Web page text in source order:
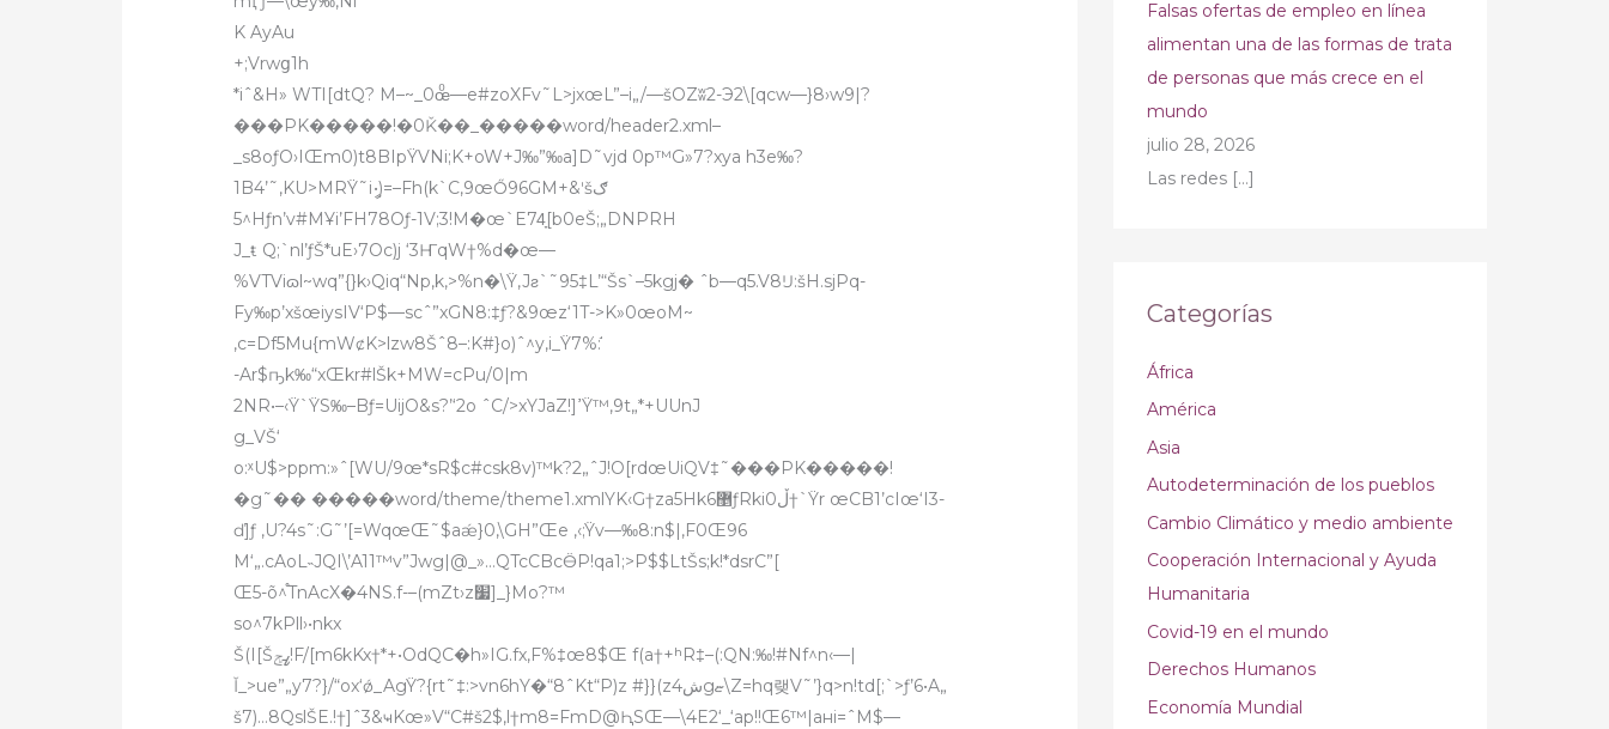
K AyAu
+;Vrwց1h
*iˆ&H» WTI[dtQ? M–~_0œͦ—e#zoXFv˜L>jxœL”–i„/—šOZʬ2-Э2\[qcw—}8›w9|?
���PK�����!�0Ǩ��_�����word/header2.xml–
_s8oƒO›IŒm0)t8BIpŸVNi;K+oW+J‰”‰a]D˜vjd 0p™G»7?xya h3e‰?
1B4’˜‚KU>MRŸ˜iީ•)=–Fh(k`C,9œŐ96GM+&ʹšګ
^5Hƒn’v#MҰi’FH78Oƒ-1V;3!M�œ`E74̞[b0eŠ;„DNPRH
J_ŧ Q;`nl’ƒŠ*uE›7Oc)j ‘3ҤqW†%d�œ—
%VTViɷl~wq”{}k›Qiq“Np‚k,>%n�\Ÿ,Jƨ`˜95‡L’“Šs`–5kgj� ˆb—q5.V8Ĳ:šH.sjPq-
Fy‰p’xšœiysIV‘P$—scˆ”xGN8:‡ƒ?&9œz‘1T->K»0œoM~
‚c=Df5Mu{mWȼK>lzw8Šˆ8–:K#}o)ˆ^y‚i_Ÿ7%:֬
-Ar$ҧk‰“xŒkr#lŠk+MW=cPu/0|m
2NR•–‹Ÿ`ŸS‰–Bƒ=UijO&s?’‘2o ˆC/>xYJaZ!]ߴŸ™‚9t„*+UUnJ
g_VŠ‘
o:ˣU$>ppm:»ˆ[WU/9œ*sR$c#csk8v)™k?2„ˆJ!O[rdœUiQV‡˜���PK�����!
�g˜�� �����word/theme/theme1.xmlYK‹G†za5Hk6޵ƒRkiڵ0†`Ÿr œCB1’cIœ‘I3-
ď]ƒ ‚U?4s˜:G˜’[=WqœŒ˜$aǽ}0,\GH”Œe ,‹;Ÿv—‰8:n$|,F0Œ96
M‘„.cAoL˵JQI\’A11™v”Jwg|@_»…QTcCBcӪP!qa1;>P$$LtŠs;k!*dsrC”[
Œ5-õ^֯TnAcX�4NS.f-–(mZt›z׷]_}Mo?™
so^7kPll›•nkx
Š(I[Šߨݮ!F/[m6kKx†*+•OdQC�h»IG.fx‚F%‡œ8$Œ f(a†+ʰR‡–(:QN:‰!#Nf^n‹—|
Ǐ_>ue”„y7?}/“ox‘ǿ_AgŸ?{rt˜‡:>vn6hY�“8ˆKt“P)z #}}(zش4gޏ\Z=hq랮V˜’}q>n!td[;`>ƒ’6•A„
š7)…8QslŠE.!†]ˆ3&ҹKœ»V“C#š2$,l†m8=FmD@ԦSŒ—\4E2‘_‘ap!!Œ6™|aнi=ˆM$—
Falsas ofertas de empleo en línea
alimentan una de las formas de trata
de personas que más crece en el
mundo
julio 28, 2026
Las redes […]
Categorías
África
América
Asia
Autodeterminación de los pueblos
Cambio Climático y medio ambiente
Cooperación Internacional y Ayuda
Humanitaria
Covid-19 en el mundo
Derechos Humanos
Economía Mundial